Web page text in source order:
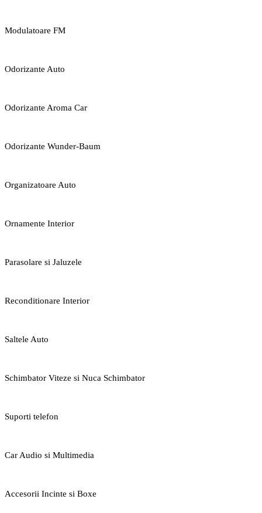
Modulatoare FM
Odorizante Auto
Odorizante Aroma Car
Odorizante Wunder-Baum
Organizatoare Auto
Ornamente Interior
Parasolare si Jaluzele
Reconditionare Interior
Saltele Auto
Schimbator Viteze si Nuca Schimbator
Suporti telefon
Car Audio si Multimedia
Accesorii Incinte si Boxe